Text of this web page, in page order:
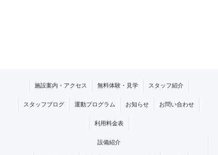
施設案内・アクセス 無料体験・見学 スタッフ紹介
スタッフブログ 運動プログラム お知らせ お問い合わせ
利用料金表
設備紹介